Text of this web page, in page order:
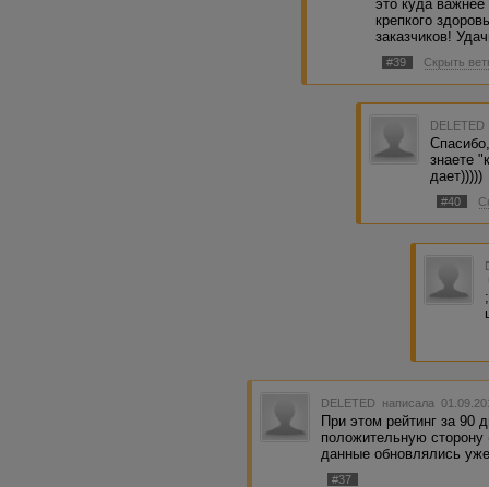
это куда
крепкого
заказчиков!
#39 Скрыть
DELETED
знаете
дает)))))
#40
DELETED написала
При этом рейтинг за 90
положительную сторону
данные обновлялись
#37